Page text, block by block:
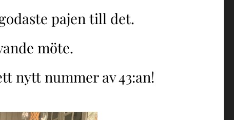
pajen till det.
möte.
nytt nummer av 43:an!